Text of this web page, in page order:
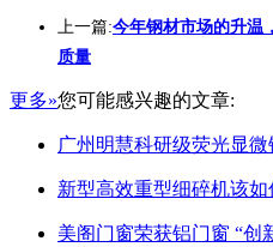
上一篇:今年钢材市场的升温
质量
更多»您可能感兴趣的文章:
广州明慧科研级荧光显
新型高效重型细碎机该
美阁门窗荣获铝门窗 “创